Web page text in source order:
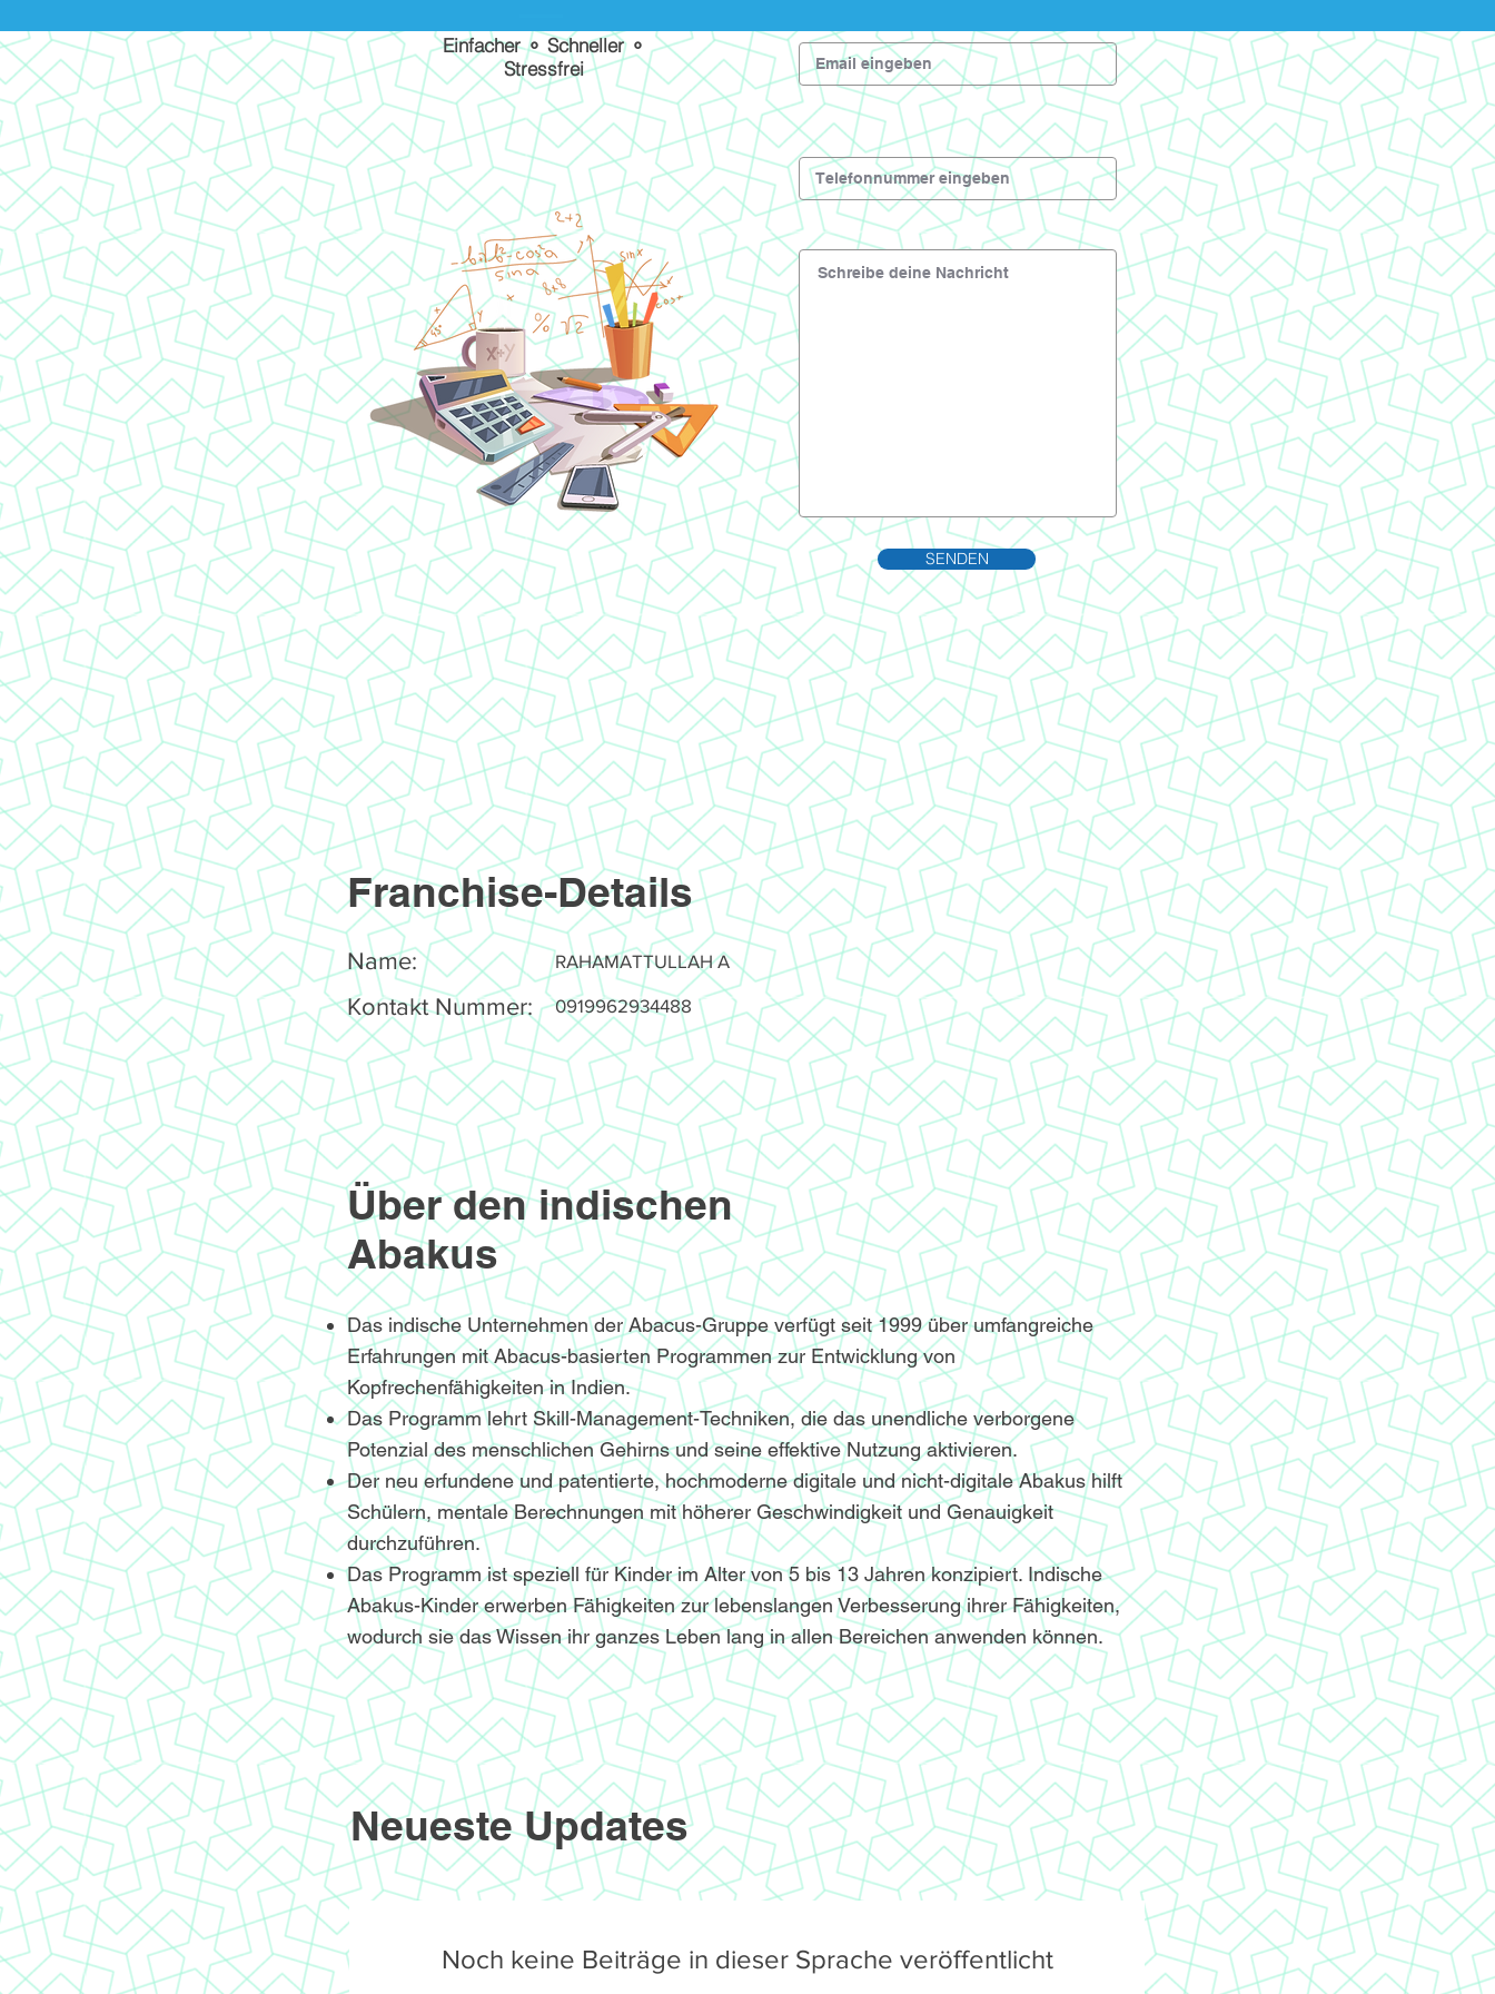
Einfacher ⚬ Schneller ⚬
Stressfrei
SENDEN
Franchise-Details
Name:
Kontakt Nummer:
RAHAMATTULLAH A
0919962934488
Über den indischen
Abakus
Das indische Unternehmen der Abacus-Gruppe verfügt seit 1999 über umfangreiche
Erfahrungen mit Abacus-basierten Programmen zur Entwicklung von
Kopfrechenfähigkeiten in Indien.
Das Programm lehrt Skill-Management-Techniken, die das unendliche verborgene
Potenzial des menschlichen Gehirns und seine effektive Nutzung aktivieren.
Der neu erfundene und patentierte, hochmoderne digitale und nicht-digitale Abakus hilft
Schülern, mentale Berechnungen mit höherer Geschwindigkeit und Genauigkeit
durchzuführen.
Das Programm ist speziell für Kinder im Alter von 5 bis 13 Jahren konzipiert. Indische
Abakus-Kinder erwerben Fähigkeiten zur lebenslangen Verbesserung ihrer Fähigkeiten,
wodurch sie das Wissen ihr ganzes Leben lang in allen Bereichen anwenden können.
Neueste Updates
Noch keine Beiträge in dieser Sprache veröffentlicht